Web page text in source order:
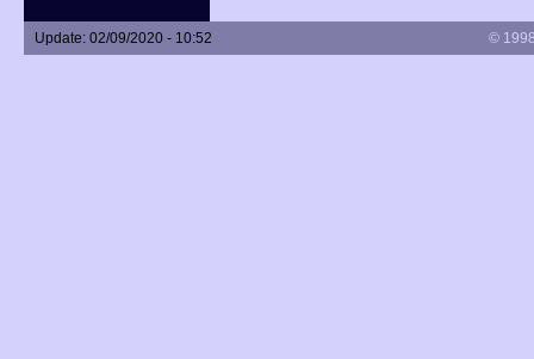
Update: 02/09/2020 - 10:52 ©